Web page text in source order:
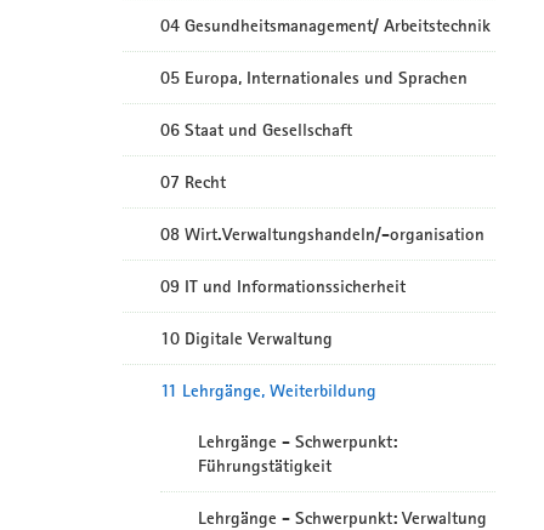
04 Gesundheitsmanagement/ Arbeitstechnik
05 Europa, Internationales und Sprachen
06 Staat und Gesellschaft
07 Recht
08 Wirt.Verwaltungshandeln/-organisation
09 IT und Informationssicherheit
10 Digitale Verwaltung
11 Lehrgänge, Weiterbildung
Lehrgänge - Schwerpunkt:
Führungstätigkeit
Lehrgänge - Schwerpunkt: Verwaltung